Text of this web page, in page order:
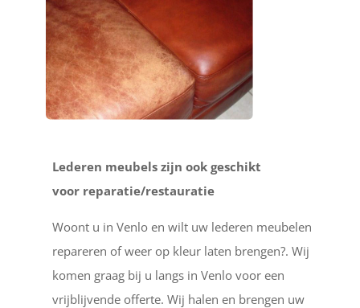
Lederen meubels zijn ook geschikt
voor reparatie/restauratie
Woont u in Venlo en wilt uw lederen meubelen
repareren of weer op kleur laten brengen?. Wij
komen graag bij u langs in Venlo voor een
vrijblijvende offerte. Wij halen en brengen uw